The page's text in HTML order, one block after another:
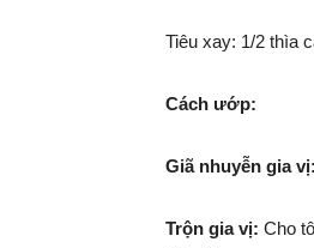
Tiêu xay: 1/2 thìa
Cách ướp:
Giã nhuyễn gia vị:
Trộn gia vị: Cho